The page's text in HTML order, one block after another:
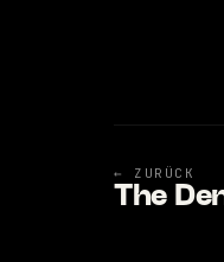
← ZURÜCK
The